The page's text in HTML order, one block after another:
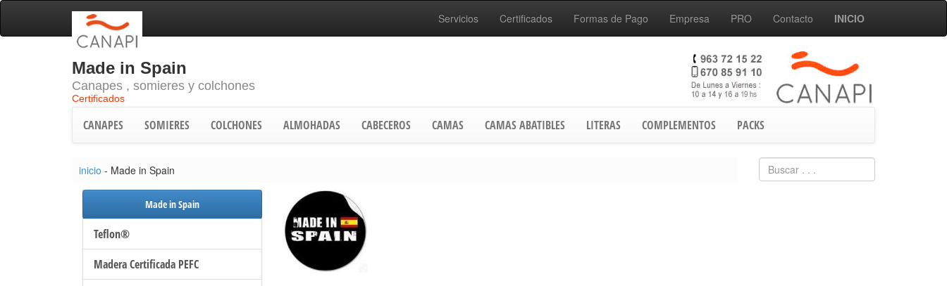
Servicios Certificados Formas de Pago Empresa PRO Contacto INICIO
Made in Spain
Canapes , somieres y colchones
Certificados
CANAPES SOMIERES COLCHONES ALMOHADAS CABECEROS CAMAS CAMAS ABATIBLES LITERAS COMPLEMENTOS PACKS
inicio - Made in Spain
Made in Spain
Teflon®
Madera Certificada PEFC